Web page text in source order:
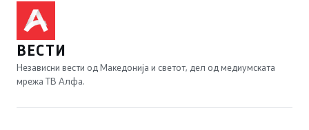
ВЕСТИ
Независни вести од Македонија и светот, дел од медиумската
мрежа ТВ Алфа.